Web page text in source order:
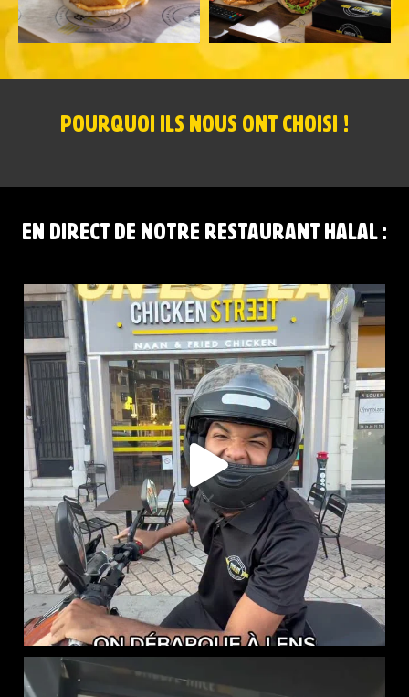
POURQUOI ILS NOUS ONT CHOISI !
EN DIRECT DE NOTRE RESTAURANT HALAL :
CHICKEN STREET LENS EST LÀ
12 Place...
36 37
NOUVEAUTÉ CHEZ CHICKEN STREET
...